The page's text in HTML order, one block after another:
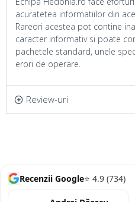
acuratetea informatiilor din
Rareori acestea pot contine
caracter informativ si poate
pachetele standard, unele
erori de operare.
Review-uri
Recenzii Google⭐ 4.9 (734)